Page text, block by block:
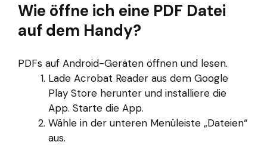
Wie öffne ich eine PDF Datei
auf dem Handy?
PDFs auf Android-Geräten öffnen und lesen.
Lade Acrobat Reader aus dem Google
Play Store herunter und installiere die
App. Starte die App.
Wähle in der unteren Menüleiste „Dateien“
aus.